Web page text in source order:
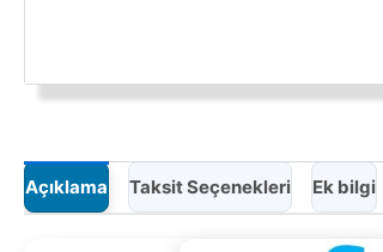
Açıklama Taksit Seçenekleri Ek bilgi